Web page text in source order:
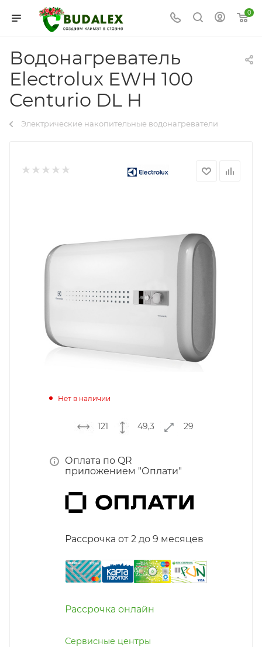
0
Водонагреватель
Electrolux EWH 100
Centurio DL H
Электрические накопительные водонагреватели
Нет в наличии
121 49,3 29
Оплата по QR
приложением "Оплати"
Рассрочка от 2 до 9 месяцев
Рассрочка онлайн
Сервисные центры